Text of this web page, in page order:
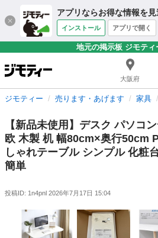
アプリならお得な情報を見
インストール アプリで開く
地元の掲示板 ジモティ
大阪府
ジモティー 売ります・あげます 家具
【新品未使用】デスク パソコ
欧 木製 机 幅80cm×奥行50cm
しゃれテーブル シンプル 化粧
簡単
投稿ID: 1n4pnl 2026年7月17日 15:04